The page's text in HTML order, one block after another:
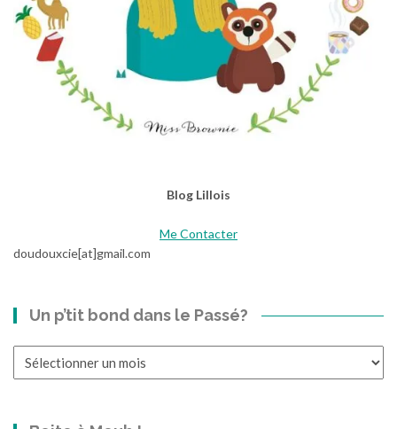
Blog Lillois
Me Contacter
doudouxcie[at]gmail.com
Un p’tit bond dans le Passé?